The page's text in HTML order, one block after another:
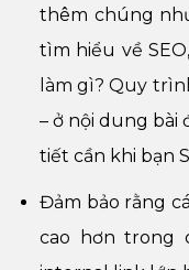
thêm chúng
tìm hiểu về
làm gì? Quy
– ở nội dung bài
tiết cần khi bạn
Đảm bảo rằng
cao hơn trong